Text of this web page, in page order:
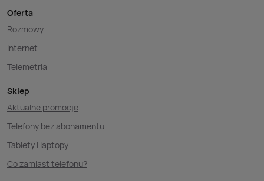
Oferta
Rozmowy
Internet
Telemetria
Sklep
Aktualne promocje
Telefony bez abonamentu
Tablety i laptopy
Co zamiast telefonu?